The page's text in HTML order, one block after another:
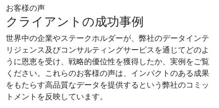
お客様の声
クライアントの成功事例
世界中の企業やステークホルダーが、弊社のデータインテ
リジェンス及びコンサルティングサービスを通じてどのよ
うに恩恵を受け、戦略的優位性を獲得したか、実例をご覧
ください。これらのお客様の声は、インパクトのある成果
をもたらす高品質なデータを提供するという弊社のコミッ
トメントを反映しています。